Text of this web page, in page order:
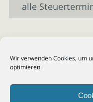
Wir verwenden Cookies, um
optimieren.
alle